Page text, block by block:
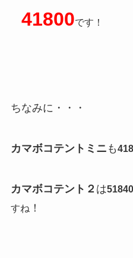
41800です！
ちなみに・・・
カマボコテントミニ も
カマボコテント２ は51840
すね ！